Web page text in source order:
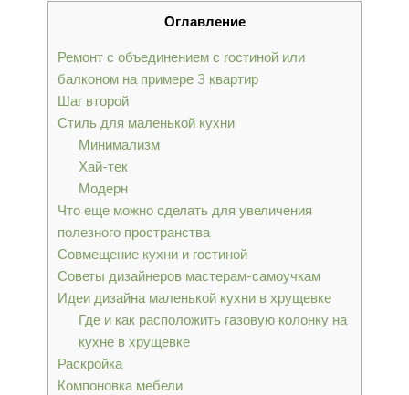
Оглавление
Ремонт с объединением с гостиной или
балконом на примере 3 квартир
Шаг второй
Стиль для маленькой кухни
Минимализм
Хай-тек
Модерн
Что еще можно сделать для увеличения
полезного пространства
Совмещение кухни и гостиной
Советы дизайнеров мастерам-самоучкам
Идеи дизайна маленькой кухни в хрущевке
Где и как расположить газовую колонку на
кухне в хрущевке
Раскройка
Компоновка мебели